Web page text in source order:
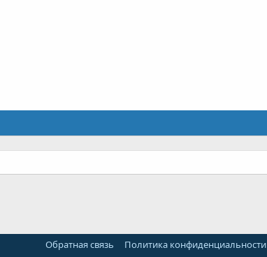
Обратная связь Политика конфиденциальности